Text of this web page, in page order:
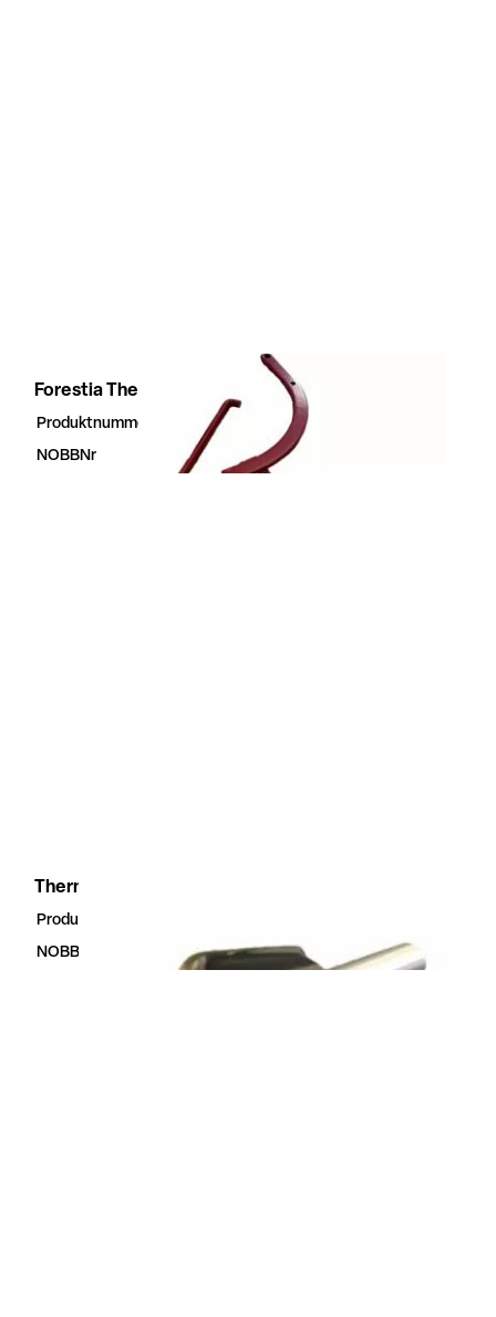
Forestia Thermo Fres og mal sett
Produktnummer
42290163
NOBBNr
42290163
Thermogulv Notfres
Produktnummer
NOBBNr
23614233